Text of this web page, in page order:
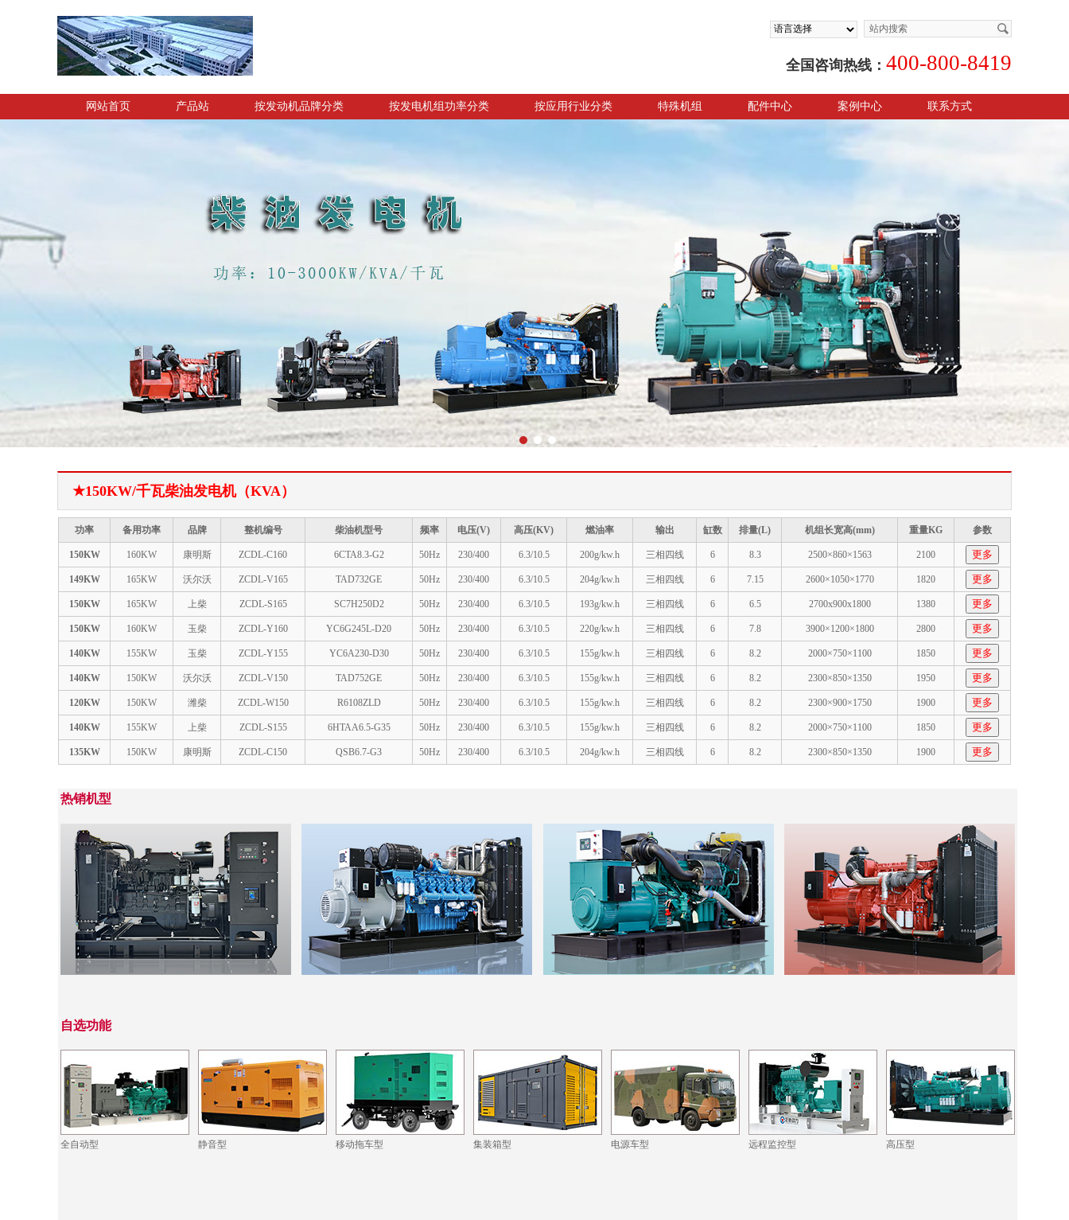
全国咨询热线： 400-800-8419
网站首页 产品站 按发动机品牌分类 按发电机组功率分类 按应用行业分类 特殊机组 配件中心 案例中心 联系方式
★150KW/千瓦柴油发电机（KVA）
功率 备用功率 品牌 整机编号 柴油机型号 频率 电压(V) 高压(KV) 燃油率 输出 缸数 排量(L) 机组长宽高(mm) 重量KG 参数
150KW 160KW 康明斯 ZCDL-C160 6CTA8.3-G2 50Hz 230/400 6.3/10.5 200g/kw.h 三相四线 6 8.3 2500×860×1563 2100 更多
149KW 165KW 沃尔沃 ZCDL-V165 TAD732GE 50Hz 230/400 6.3/10.5 204g/kw.h 三相四线 6 7.15 2600×1050×1770 1820 更多
150KW 165KW 上柴 ZCDL-S165 SC7H250D2 50Hz 230/400 6.3/10.5 193g/kw.h 三相四线 6 6.5 2700x900x1800 1380 更多
150KW 160KW 玉柴 ZCDL-Y160 YC6G245L-D20 50Hz 230/400 6.3/10.5 220g/kw.h 三相四线 6 7.8 3900×1200×1800 2800 更多
140KW 155KW 玉柴 ZCDL-Y155 YC6A230-D30 50Hz 230/400 6.3/10.5 155g/kw.h 三相四线 6 8.2 2000×750×1100 1850 更多
140KW 150KW 沃尔沃 ZCDL-V150 TAD752GE 50Hz 230/400 6.3/10.5 155g/kw.h 三相四线 6 8.2 2300×850×1350 1950 更多
120KW 150KW 潍柴 ZCDL-W150 R6108ZLD 50Hz 230/400 6.3/10.5 155g/kw.h 三相四线 6 8.2 2300×900×1750 1900 更多
140KW 155KW 上柴 ZCDL-S155 6HTAA6.5-G35 50Hz 230/400 6.3/10.5 155g/kw.h 三相四线 6 8.2 2000×750×1100 1850 更多
135KW 150KW 康明斯 ZCDL-C150 QSB6.7-G3 50Hz 230/400 6.3/10.5 204g/kw.h 三相四线 6 8.2 2300×850×1350 1900 更多
热销机型
自选功能
全自动型 静音型 移动拖车型 集装箱型 电源车型 远程监控型 高压型